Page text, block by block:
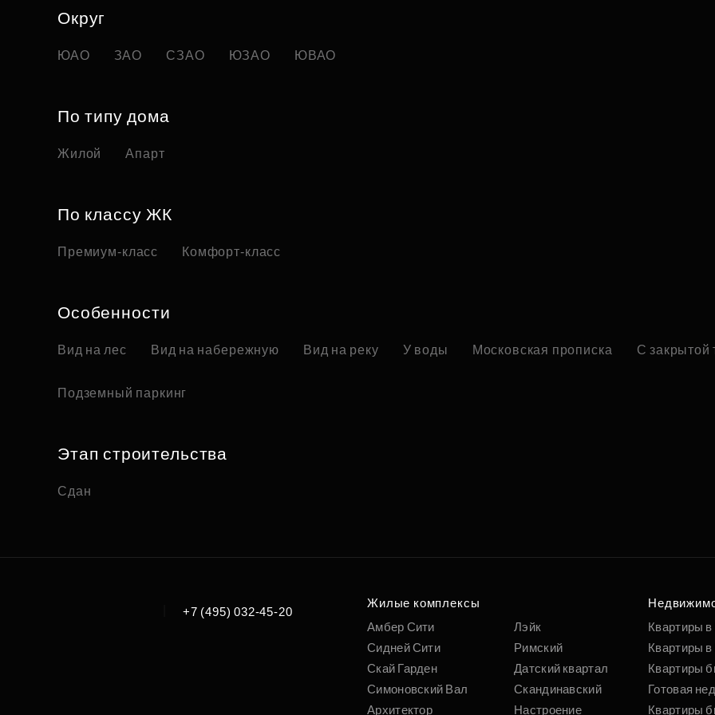
Округ
ЮАО ЗАО СЗАО ЮЗАО ЮВАО
По типу дома
Жилой Апарт
По классу ЖК
Премиум-класс Комфорт-класс
Особенности
Вид на лес Вид на набережную Вид на реку У воды Московская прописка С закрытой
Подземный паркинг
Этап строительства
Сдан
+7 (495) 032-45-20
Жилые комплексы
Амбер Сити
Сидней Сити
Скай Гарден
Симоновский Вал
Архитектор
Лэйк
Римский
Датский квартал
Скандинавский
Настроение
Квартиры
Квартиры в
Квартиры
Готовая
Квартиры